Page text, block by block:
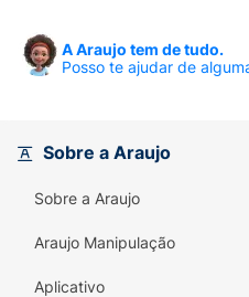
A Araujo tem de tudo.
Posso te ajudar de
Sobre a Araujo
Sobre a Araujo
Araujo Manipulação
Aplicativo